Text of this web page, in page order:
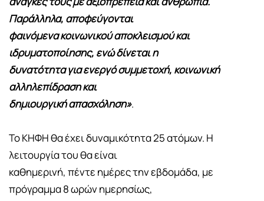
Παράλληλα, αποφεύγονται
φαινόμενα κοινωνικού αποκλεισμού και
ιδρυματοποίησης, ενώ δίνεται η
δυνατότητα για ενεργό συμμετοχή, κοινωνική
αλληλεπίδραση και
δημιουργική απασχόληση».
Το ΚΗΦΗ θα έχει δυναμικότητα 25 ατόμων. Η
λειτουργία του θα είναι
καθημερινή, πέντε ημέρες την εβδομάδα, με
πρόγραμμα 8 ωρών ημερησίως,